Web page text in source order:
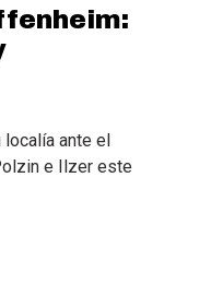
localía ante el
e Ilzer este